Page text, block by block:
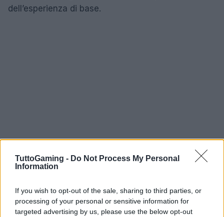
TuttoGaming - Do Not Process My Personal
Information
If you wish to opt-out of the sale, sharing to third parties, or
processing of your personal or sensitive information for
targeted advertising by us, please use the below opt-out
dell’esperienza di base.
Note finali